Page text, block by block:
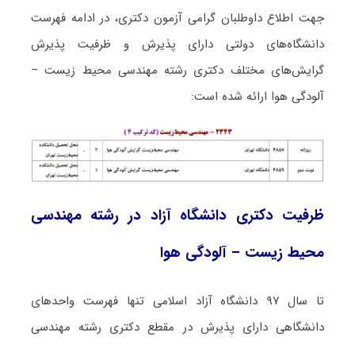
جهت اطلاع داوطلبان گرامی آزمون دکتری، در ادامه فهرست
دانشگاه‌های دولتی دارای پذیرش و ظرفیت پذیرش
گرایش‌های مختلف دکتری رشته مهندسی محیط زیست –
آلودگی هوا ارائه شده است:
ظرفیت دکتری دانشگاه آزاد در رشته مهندسی
محیط زیست – آلودگی هوا
تا سال ۹۷ دانشگاه آزاد اسلامی تنها فهرست واحدهای
دانشگاهی دارای پذیرش در مقطع دکتری رشته مهندسی